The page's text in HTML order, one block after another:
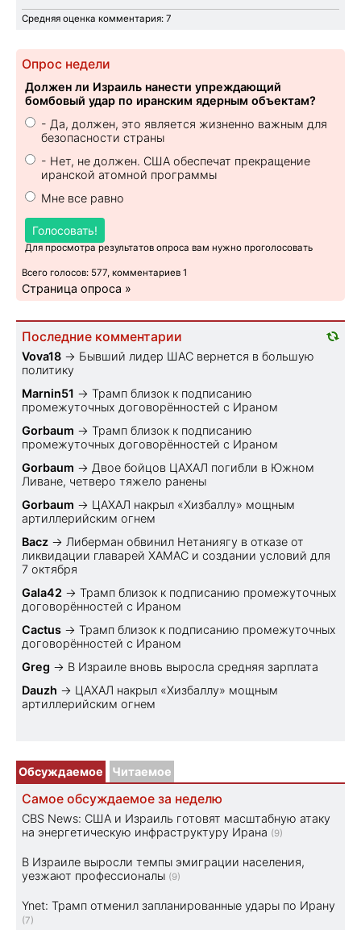
Средняя оценка комментария: 7
Опрос недели
Должен ли Израиль нанести упреждающий
бомбовый удар по иранским ядерным объектам?
- Да, должен, это является жизненно важным для
безопасности страны
- Нет, не должен. США обеспечат прекращение
иранской атомной программы
Мне все равно
Голосовать!
Для просмотра результатов опроса вам нужно проголосовать
Всего голосов: 577, комментариев 1
Страница опроса »
Последние комментарии
Vova18 → Бывший лидер ШАС вернется в большую
политику
Marnin51 → Трамп близок к подписанию
промежуточных договорённостей с Ираном
Gorbaum → Трамп близок к подписанию
промежуточных договорённостей с Ираном
Gorbaum → Двое бойцов ЦАХАЛ погибли в Южном
Ливане, четверо тяжело ранены
Gorbaum → ЦАХАЛ накрыл «Хизбаллу» мощным
артиллерийским огнем
Bacz → Либерман обвинил Нетаниягу в отказе от
ликвидации главарей ХАМАС и создании условий для
7 октября
Gala42 → Трамп близок к подписанию промежуточных
договорённостей с Ираном
Cactus → Трамп близок к подписанию промежуточных
договорённостей с Ираном
Greg → В Израиле вновь выросла средняя зарплата
Dauzh → ЦАХАЛ накрыл «Хизбаллу» мощным
артиллерийским огнем
Обсуждаемое Читаемое
Самое обсуждаемое за неделю
CBS News: США и Израиль готовят масштабную атаку
на энергетическую инфраструктуру Ирана (9)
В Израиле выросли темпы эмиграции населения,
уезжают профессионалы (9)
Ynet: Трамп отменил запланированные удары по Ирану
(7)